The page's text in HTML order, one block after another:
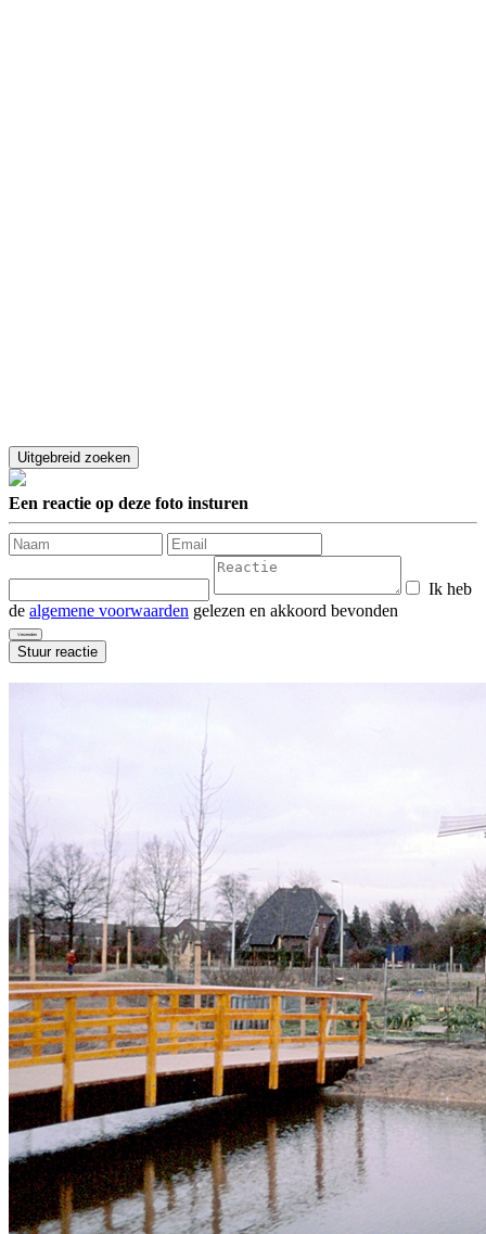
Een reactie op deze foto insturen
Ik heb
de algemene voorwaarden gelezen en akkoord bevonden